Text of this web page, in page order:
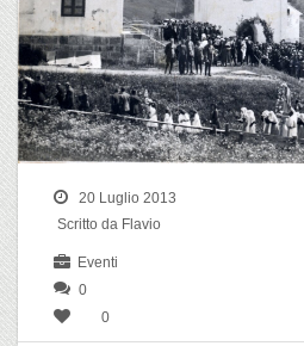
20 Luglio 2013
Scritto da Flavio
Eventi
0
0